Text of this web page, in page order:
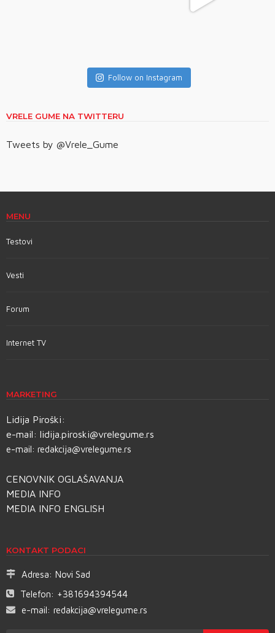
Follow on Instagram
VRELE GUME NA TWITTERU
Tweets by @Vrele_Gume
MENU
Testovi
Vesti
Forum
Internet TV
MARKETING
Lidija Piroški:
e-mail: lidija.piroski@vrelegume.rs
e-mail: redakcija@vrelegume.rs
CENOVNIK OGLAŠAVANJA
MEDIA INFO
MEDIA INFO ENGLISH
KONTAKT PODACI
Adresa: Novi Sad
Telefon: +381694394544
e-mail: redakcija@vrelegume.rs